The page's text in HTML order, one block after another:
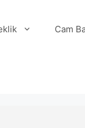
Cam